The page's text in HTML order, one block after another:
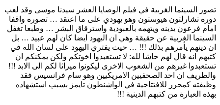
تصور السينما الغربية في فيلم الوصايا العشر سيدنا موسى وقد لعب
دوره تشارلتون هيوستون وهو يهودي على ما اعتقد … تصوره واقفا
امام فرعون يدينه ويتهمه بالعبودية واسترقاق البشر … وطبعا تغفل
السينما الغربية عن حقيقة وهي ان اليهود ايضا كان لهم عبيد … بل
ان دينهم يأمرهم بذلك !!! … حيث يفتري اليهود على لسان الله في
كتبهم انه قال لهم حاشا لله: لا تستعبدوا اخوتكم ولكن يمكنكم ان
تستعبدوا غيرهم من الشعوب الاخرى ليكونوا ميراثا لكم الى الابد !!!
والطريف ان احد الصحفيين الامريكيين وهو سام فرانسيس فقد
وظيفته كمحرر للافتتاحية في الواشنطون تايمز بسبب استشهاده
بهذه العبارة من كتبهم الدينية !!!